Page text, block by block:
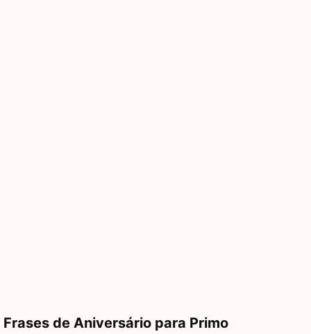
Frases de Aniversário para Primo